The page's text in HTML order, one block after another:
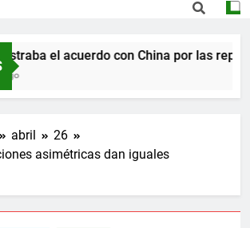
el acuerdo con China por las represas
abril
26
asimétricas dan iguales